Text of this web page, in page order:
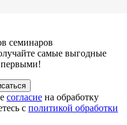
семинаров
самые выгодные
согласие на обработку
с политикой обработки